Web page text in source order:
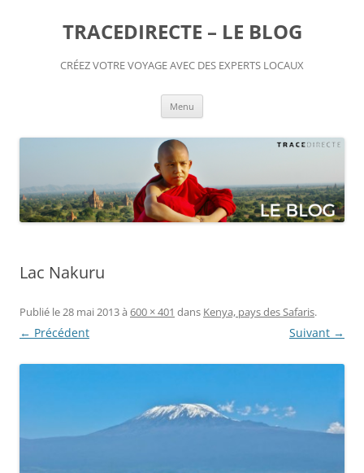
TRACEDIRECTE – LE BLOG
CRÉEZ VOTRE VOYAGE AVEC DES EXPERTS LOCAUX
Menu
Lac Nakuru
Publié le28 mai 2013à 600 × 401 dans Kenya, pays des Safaris.
← Précédent Suivant →